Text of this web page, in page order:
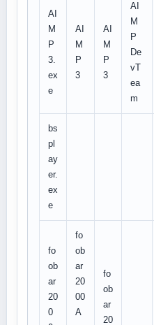
AI
M
P
3.
ex
e
AI
M
P
3
AI
M
P
3
AI
M
P
De
vT
ea
m
bs
pl
ay
er.
ex
e
fo
ob
ar
20
0
fo
ob
ar
20
00
A
fo
ob
ar
20